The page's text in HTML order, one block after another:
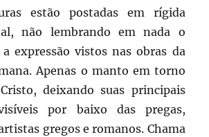
estão postadas em rígida
não lembrando em nada o
expressão vistos nas obras da
Apenas o manto em torno
deixando suas principais
por baixo das pregas,
gregos e romanos. Chama